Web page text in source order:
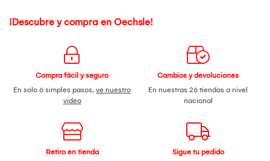
¡Descubre y compra en Oechsle!
Compra fácil y seguro
En solo 6 simples pasos, ve nuestro
video
Cambios y devoluciones
En nuestras 26 tiendas a nivel
nacional
Retiro en tienda
Sigue tu pedido